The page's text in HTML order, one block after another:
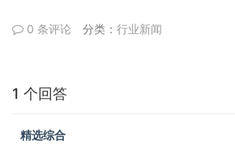
0 条评论 分类： 行业新闻
1 个回答
精选综合